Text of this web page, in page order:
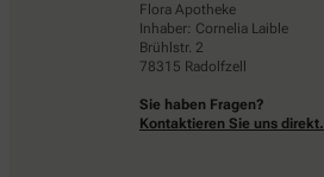
Flora Apotheke
Inhaber: Cornelia Laible
Brühlstr. 2
78315 Radolfzell
Sie haben Fragen?
Kontaktieren Sie uns direkt.